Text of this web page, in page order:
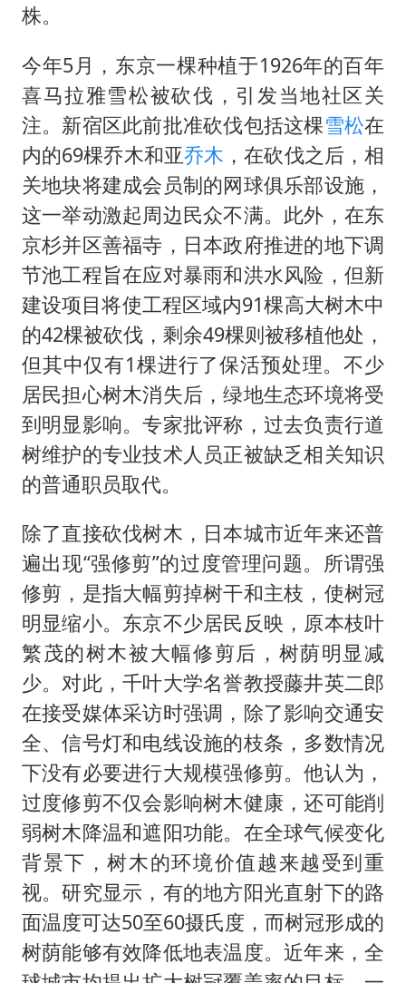
株。
今年5月，东京一棵种植于1926年的百年
喜马拉雅雪松被砍伐，引发当地社区关
注。新宿区此前批准砍伐包括这棵雪松在
内的69棵乔木和亚乔木 ，在砍伐之后，相
关地块将建成会员制的网球俱乐部设施，
这一举动激起周边民众不满。此外，在东
京杉并区善福寺，日本政府推进的地下调
节池工程旨在应对暴雨和洪水风险，但新
建设项目将使工程区域内91棵高大树木中
的42棵被砍伐，剩余49棵则被移植他处，
但其中仅有1棵进行了保活预处理。不少
居民担心树木消失后，绿地生态环境将受
到明显影响。专家批评称，过去负责行道
树维护的专业技术人员正被缺乏相关知识
的普通职员取代。
除了直接砍伐树木，日本城市近年来还普
遍出现“强修剪”的过度管理问题。所谓强
修剪，是指大幅剪掉树干和主枝，使树冠
明显缩小。东京不少居民反映，原本枝叶
繁茂的树木被大幅修剪后，树荫明显减
少。对此，千叶大学名誉教授藤井英二郎
在接受媒体采访时强调，除了影响交通安
全、信号灯和电线设施的枝条，多数情况
下没有必要进行大规模强修剪。他认为，
过度修剪不仅会影响树木健康，还可能削
弱树木降温和遮阳功能。在全球气候变化
背景下，树木的环境价值越来越受到重
视。研究显示，有的地方阳光直射下的路
面温度可达50至60摄氏度，而树冠形成的
树荫能够有效降低地表温度。近年来，全